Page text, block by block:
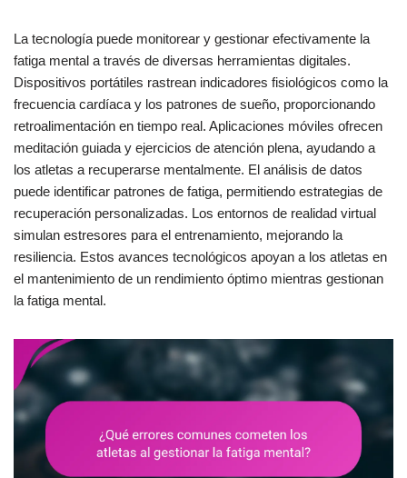
La tecnología puede monitorear y gestionar efectivamente la
fatiga mental a través de diversas herramientas digitales.
Dispositivos portátiles rastrean indicadores fisiológicos como la
frecuencia cardíaca y los patrones de sueño, proporcionando
retroalimentación en tiempo real. Aplicaciones móviles ofrecen
meditación guiada y ejercicios de atención plena, ayudando a
los atletas a recuperarse mentalmente. El análisis de datos
puede identificar patrones de fatiga, permitiendo estrategias de
recuperación personalizadas. Los entornos de realidad virtual
simulan estresores para el entrenamiento, mejorando la
resiliencia. Estos avances tecnológicos apoyan a los atletas en
el mantenimiento de un rendimiento óptimo mientras gestionan
la fatiga mental.